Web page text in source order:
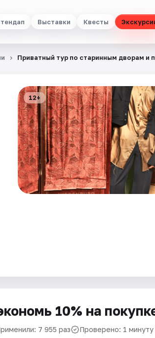
Выставки Квесты
Приватный тур по старинным дворам и
12+
10% на
7 955 раз Проверено: 1 минуту